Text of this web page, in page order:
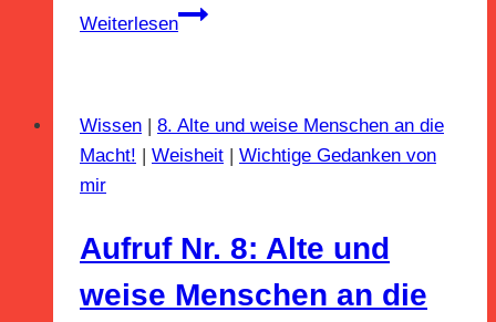
Weiterlesen
Aufruf
an
die
Wissen | 8. Alte und weise Menschen an die
Macht! | Weisheit | Wichtige Gedanken von
mir
Aufruf Nr. 8: Alte und
weise Menschen an die